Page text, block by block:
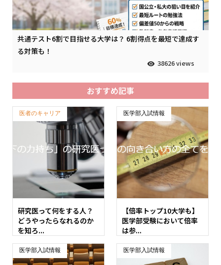
共通テスト6割で目指せる大学は？ 6割得点を最短で達成す
る対策も！
38626 views
おすすめ記事
医者のキャリア
研究医って何をする人？
どうやったらなれるのか
を知ろ...
医学部入試情報
【倍率トップ10大学も】
医学部受験において倍率
は参...
医学部入試情報 医学部入試情報